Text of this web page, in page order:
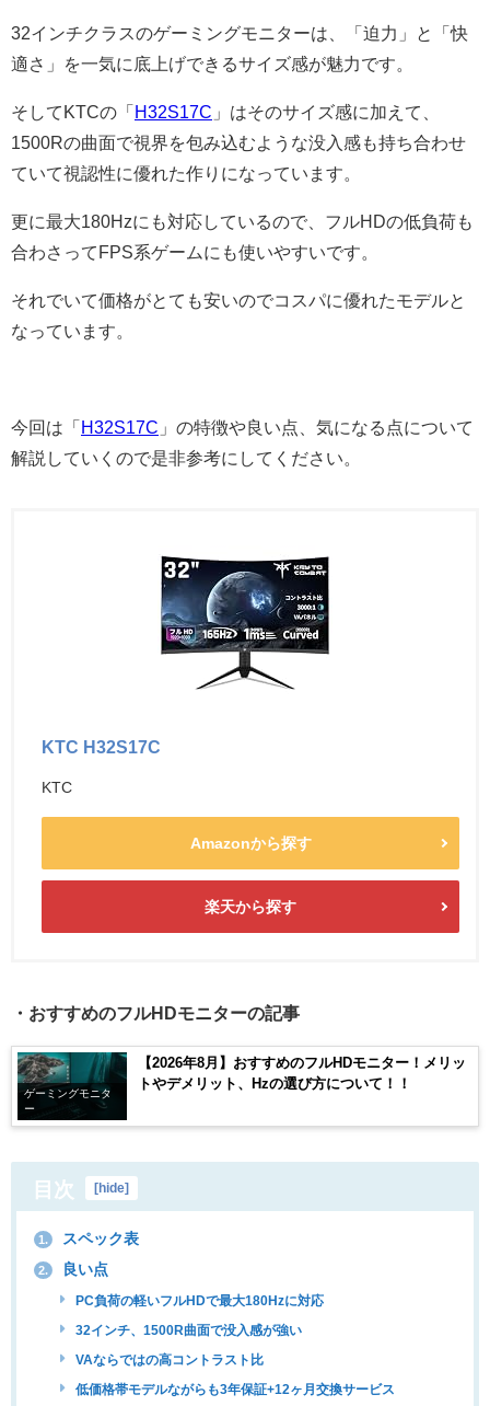
32インチクラスのゲーミングモニターは、「迫力」と「快
適さ」を一気に底上げできるサイズ感が魅力です。
そしてKTCの「 H32S17C 」はそのサイズ感に加えて、
1500Rの曲面で視界を包み込むような没入感も持ち合わせ
ていて視認性に優れた作りになっています。
更に最大180Hzにも対応しているので、フルHDの低負荷も
合わさってFPS系ゲームにも使いやすいです。
それでいて価格がとても安いのでコスパに優れたモデルと
なっています。
今回は「 H32S17C 」の特徴や良い点、気になる点について
解説していくので是非参考にしてください。
KTC H32S17C
KTC
Amazonから探す
楽天から探す
・おすすめのフルHDモニターの記事
ゲーミングモニタ
ー
【2026年8月】おすすめのフルHDモニター！メリッ
トやデメリット、Hzの選び方について！！
目次 [hide]
1. スペック表
2. 良い点
PC負荷の軽いフルHDで最大180Hzに対応
32インチ、1500R曲面で没入感が強い
VAならではの高コントラスト比
低価格帯モデルながらも3年保証+12ヶ月交換サービス